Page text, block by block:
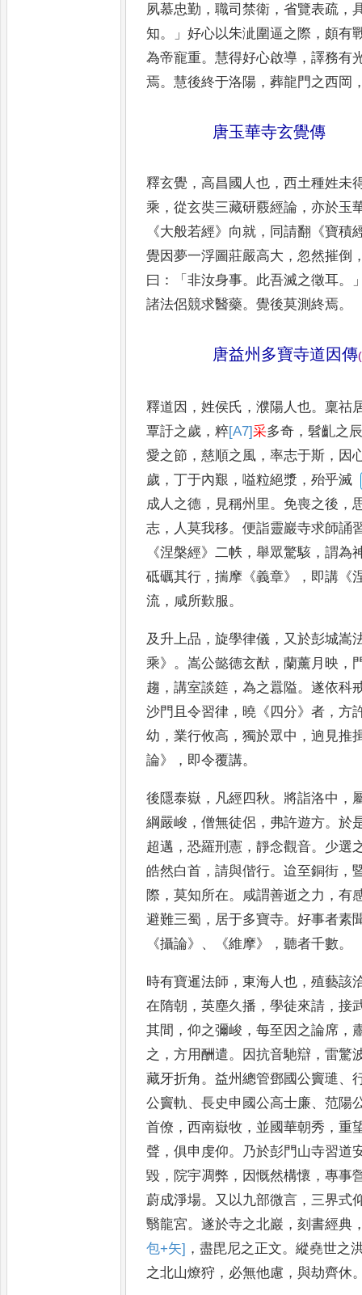
夙慕忠勤 ，職司禁衛 ，省覽表疏 ，
知。」好心以朱泚圍逼之際 ， 頗有
為帝寵重。慧得好心啟導 ，譯務有
焉。慧後終于洛陽 ，葬龍門之西岡
唐玉華寺玄覺傳
釋玄覺 ，高昌國人也 ，西土種姓未
乘 ，從玄奘三藏研覈經論 ，亦於玉
《大般若經》 向就 ， 同請翻 《寶積
覺因夢一浮圖莊嚴高大 ，忽然摧倒
曰 ：「非汝身事。 此吾滅之徵耳。
諸法侶競求醫藥。覺後莫測終焉。
唐益州多寶寺道因傳(
釋道因 ，姓侯氏 ，濮陽人也。稟祜
覃訏之歲 ，粹[A7]采多奇 ，髫齓之
愛之節 ，慈順之風 ，率志于斯 ， 因
歲 ，丁于內艱 ，嗌粒絕漿 ，殆乎滅
成人之德 ， 見稱州里。免喪之後 ，
志 ， 人莫我移。便詣靈巖寺求師誦
《涅槃經》二帙 ，舉眾驚駭 ，謂為
砥礪其行 ，揣摩 《義章》， 即講 《
流 ， 咸所歎服。
及升上品 ，旋學律儀 ， 又於彭城嵩
乘》。嵩公懿德玄猷 ，蘭薰月映 ，
趨 ，講室談筵 ，為之囂隘。遂依科
沙門且令習律 ， 曉 《 四分》者 ，方
幼 ，業行攸高 ，獨於眾中 ，逈 見推
論》， 即令覆講。
後隱泰嶽 ， 凡經四秋。 將詣洛中 ，
綱嚴峻 ，僧無徒侶 ， 弗許遊方。於
超邁 ，恐羅刑憲 ，靜念觀音。 少選
皓然白首 ，請與偕行。迨至銅街 ，
際 ，莫知所在。 咸謂善逝之力 ，有
避難三蜀 ， 居于多寶寺。好事者素
《攝論》、《維摩》，聽者千數。
時有寶暹法師 ，東海人也 ，殖藝該
在隋朝 ，英塵久播 ，學徒來請 ，接
其間 ，仰之彌峻 ，每至因之論席 ，
之 ，方用酬遣。 因抗音馳辯 ，雷驚
藏牙折角。益州總管鄧國公竇璡、
公竇軌、長史申國公高士廉、范陽
首僚 ， 西南嶽牧 ， 並國華朝秀 ，重
聲 ，俱申虔仰。 乃於彭門山寺習道
毀 ， 院宇凋弊 ， 因慨然構懷 ，專事
蔚成淨場。 又以九部微言 ，三界式
翳龍宮。遂於寺之北巖 ，刻書經典
包+矢] ，盡毘尼之正文。縱堯世之
之北山燎狩 ， 必無他慮 ，與劫齊休